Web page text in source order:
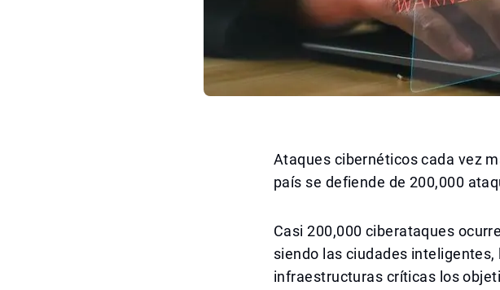
Ataques cibernéticos cada vez
país se defiende de 200,000
Casi 200,000 ciberataques
siendo las ciudades
infraestructuras críticas los